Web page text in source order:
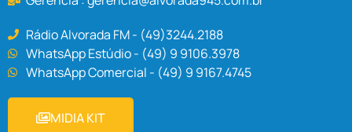
Rádio Alvorada FM - (49)3244.2188
WhatsApp Estúdio - (49) 9 9106.3978
WhatsApp Comercial - (49) 9 9167.4745
MIDIA KIT